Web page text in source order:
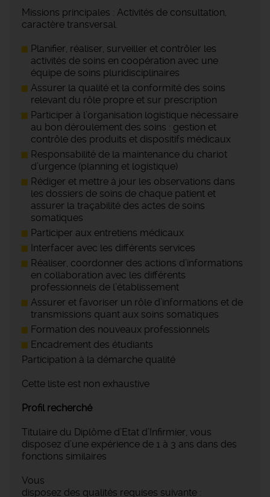
Missions principales : Activités de consultation,
caractère transversal.
Planifier, réaliser, surveiller et contrôler les
activités de soins en coopération avec une
équipe de soins pluridisciplinaires
Assurer la qualité et la conformité des soins
relevant du rôle propre et sur prescription
Participer à l’organisation logistique nécessaire
au bon déroulement des soins : gestion et
contrôle des produits et dispositifs médicaux
Responsabilité de la maintenance du chariot
d’urgence (planning et logistique)
Rédiger et mettre à jour les observations dans
les dossiers de soins de chaque patient et
assurer la traçabilité des actes de soins
somatiques
Participer aux entretiens médicaux
Interfacer avec les différents services
Réaliser, coordonner des actions d’informations
en collaboration avec les différents
professionnels de l’établissement
Assurer et favoriser un rôle d’informations et de
transmissions quant aux soins somatiques
Formation des nouveaux professionnels
Encadrement des étudiants
Participation à la démarche qualité
Cette liste est non exhaustive
Profil recherché
Titulaire du Diplôme d’Etat d’Infirmier, vous
disposez d’une expérience de 1 à 3 ans dans des
fonctions similaires
Vous
disposez des qualités requises suivante :